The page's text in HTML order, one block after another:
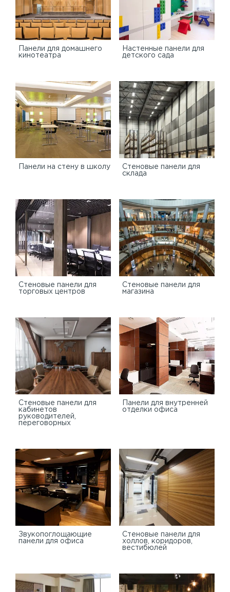
Панели для домашнего
кинотеатра
Настенные панели для
детского сада
Панели на стену в школу
Стеновые панели для
склада
Cтеновые панели для
торговых центров
Стеновые панели для
магазина
Стеновые панели для
кабинетов
руководителей,
переговорных
Панели для внутренней
отделки офиса
Звукопоглощающие
панели для офиса
Стеновые панели для
холлов, коридоров,
вестибюлей